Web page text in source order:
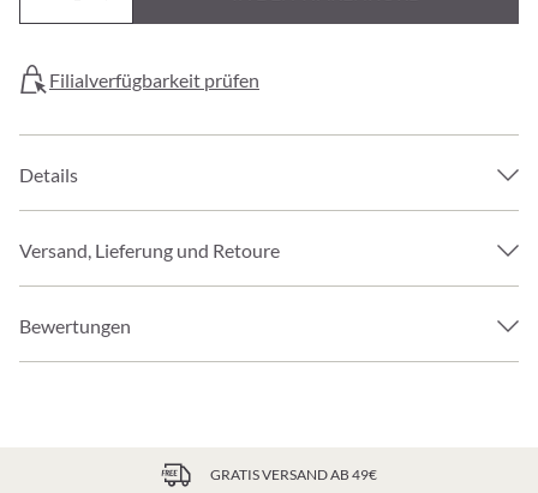
Filialverfügbarkeit prüfen
Details
Versand, Lieferung und Retoure
Bewertungen
GRATIS VERSAND AB 49€